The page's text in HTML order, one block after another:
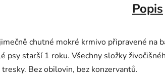
Popis
chutné mokré krmivo připravené na
psy starší 1 roku. Všechny složky
Bez obilovin, bez konzervantů.